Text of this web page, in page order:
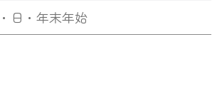
日・年末年始